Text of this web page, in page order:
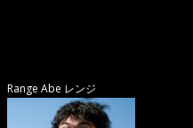
Range Abe レンジ